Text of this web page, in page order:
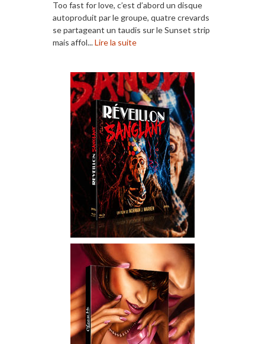
Too fast for love, c’est d’abord un disque
autoproduit par le groupe, quatre crevards
se partageant un taudis sur le Sunset strip
mais affol...Lire la suite